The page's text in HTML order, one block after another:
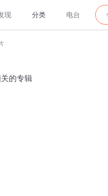
现 分类 电台
的专辑